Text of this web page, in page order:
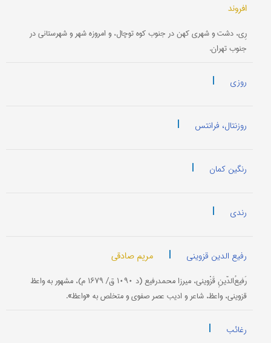
افروند
رِی، دشت و شهری کهن در جنوب کوه توچال، و امروزه شهر و شهرستانی در
جنوب تهران.
روزی |
روزنتال، فرانتس |
رنگین کمان |
رندی |
رفیع الدین قزوینی | مریم صادقی
رَفیعُ‌الدّینِ قَزْوینی، میرزا محمدرفیع (د ۱۰۹۰ ق/ ۱۶۷۹ م)، مشهور به واعظ
قزوینی، واعظ، شاعر و ادیب عصر صفوی و متخلص به «واعظ».
رغائب |